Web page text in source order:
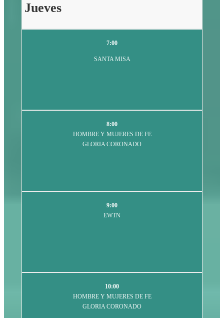
Jueves
7:00
SANTA MISA
8:00
HOMBRE Y MUJERES DE FE
GLORIA CORONADO
9:00
EWTN
10:00
HOMBRE Y MUJERES DE FE
GLORIA CORONADO